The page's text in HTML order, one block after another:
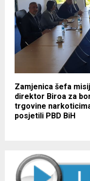
Zamjenica šefa
direktor Biroa za
trgovine
posjetili PBD BiH